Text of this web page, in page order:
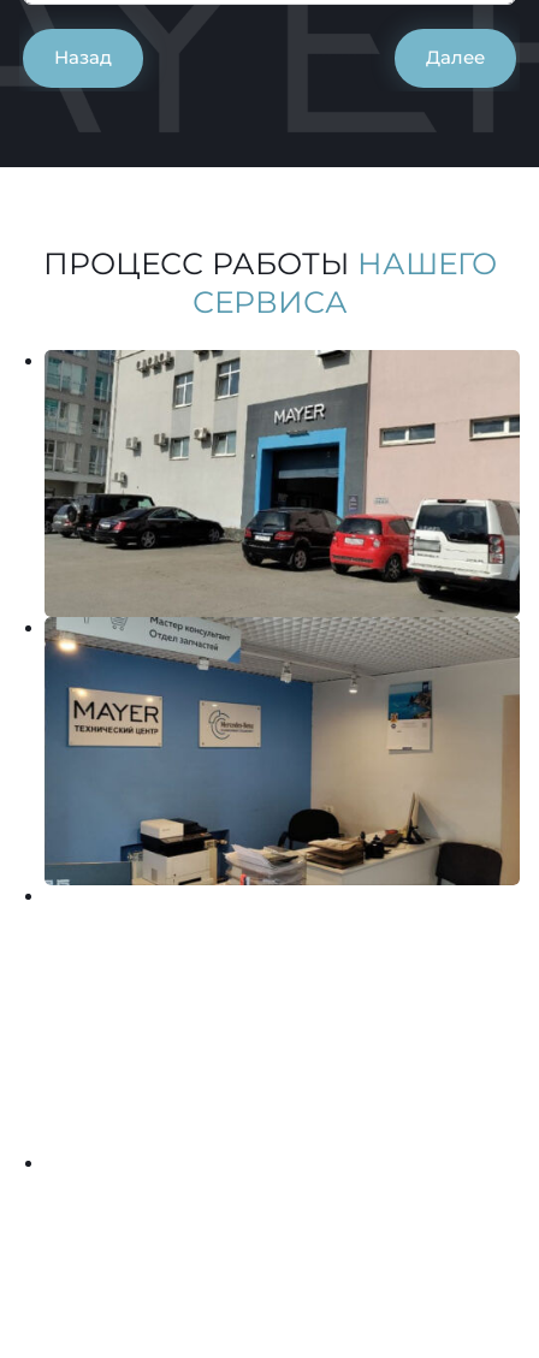
Назад Далее
ПРОЦЕСС РАБОТЫ НАШЕГО
СЕРВИСА